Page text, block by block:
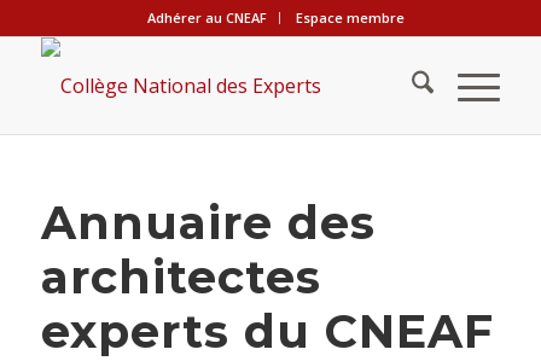
Adhérer au CNEAF Espace membre
Annuaire des
architectes
experts du CNEAF